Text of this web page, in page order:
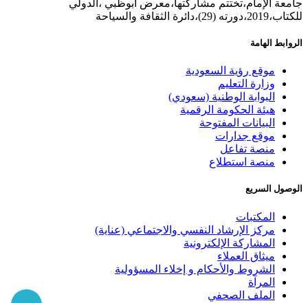
جامعة الإمام،تختتم مشاركتها،معرض ابوظبي ،الدولي
للكتاب،2019،دورته (29)،دائرة الثقافة والسياحة
الروابط الهامة
موقع رؤية السعودية
وزارة التعليم
البوابة الوطنية (سعودي)
هيئة الحكومة الرقمية
البيانات المفتوحة
موقع جدارات
منصة تفاعل
منصة استطلاع
الوصول السريع
المكتبات
مركز الإرشاد النفسي والاجتماعي (عناية)
المشاركة الإلكترونية
ميثاق العملاء
الشروط والأحكام و إخلاء المسؤولية
المرآة
الملف الصحفي